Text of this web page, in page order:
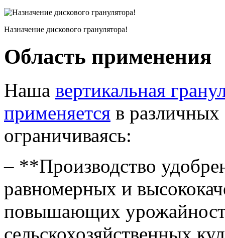
Назначение дискового гранулятора!
Область применения
Наша вертикальная
применяется в различных
ограничиваясь:
– **Производство
равномерных и
повышающих
сельскохозяйственных